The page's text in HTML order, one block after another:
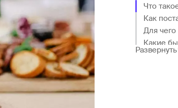
Что
Как
Для
Какие
Как
Развернуть